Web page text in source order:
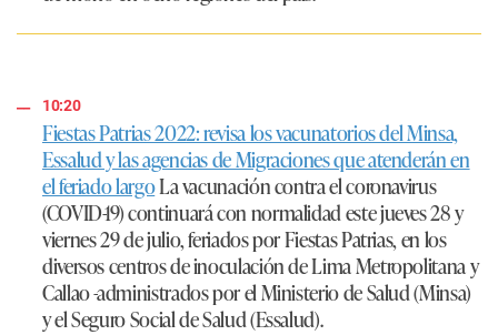
10:20
Fiestas Patrias 2022: revisa los vacunatorios del Minsa,
Essalud y las agencias de Migraciones que atenderán en
el feriado largoLa vacunación contra el coronavirus
(COVID-19) continuará con normalidad este jueves 28 y
viernes 29 de julio, feriados por Fiestas Patrias, en los
diversos centros de inoculación de Lima Metropolitana y
Callao -administrados por el Ministerio de Salud (Minsa)
y el Seguro Social de Salud (Essalud).